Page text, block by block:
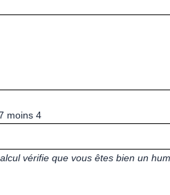
moins 4
vérifie que vous êtes bien un